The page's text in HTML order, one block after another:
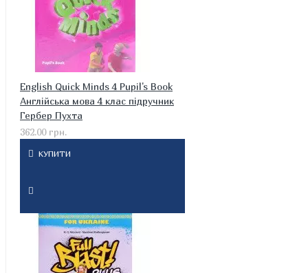
English Quick Minds 4 Pupil's Book
Англійська мова 4 клас підручник
Гербер Пухта
362.00 грн.
КУПИТИ